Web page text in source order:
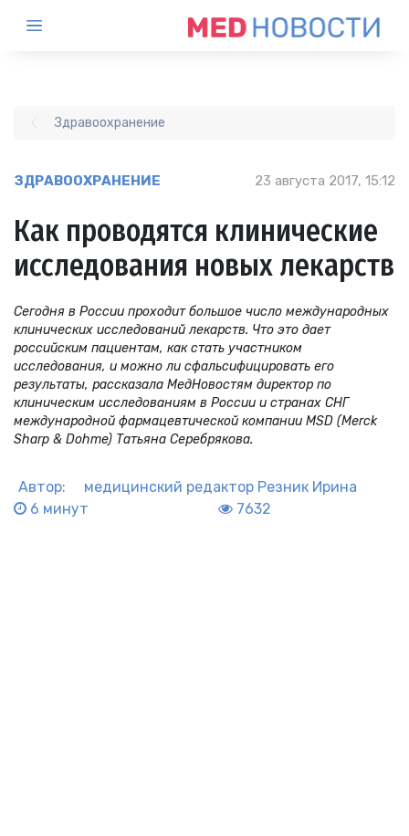
Здравоохранение
ЗДРАВООХРАНЕНИЕ 23 августа 2017, 15:12
Как проводятся клинические
исследования новых лекарств
Сегодня в России проходит большое число международных
клинических исследований лекарств. Что это дает
российским пациентам, как стать участником
исследования, и можно ли сфальсифицировать его
результаты, рассказала МедНовостям директор по
клиническим исследованиям в России и странах СНГ
международной фармацевтической компании MSD (Merck
Sharp & Dohme) Татьяна Серебрякова.
Автор: медицинский редактор Резник Ирина
6 минут
7632